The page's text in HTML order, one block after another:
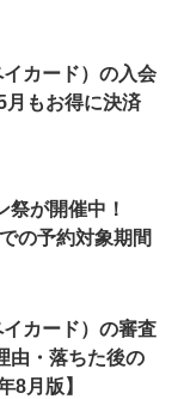
カード）の入会
月もお得に決済
祭が開催中！
の予約対象期間
カード）の審査
由・落ちた後の
8月版】